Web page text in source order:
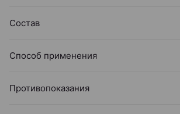
Состав
Способ применения
Противопоказания